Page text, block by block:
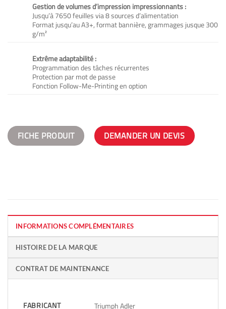
Gestion de volumes d’impression impressionnants :
Jusqu’à 7650 feuilles via 8 sources d’alimentation
Format jusqu’au A3+, format bannière, grammages jusque 300
g/m²
Extrême adaptabilité :
Programmation des tâches récurrentes
Protection par mot de passe
Fonction Follow-Me-Printing en option
FICHE PRODUIT DEMANDER UN DEVIS
INFORMATIONS COMPLÉMENTAIRES
HISTOIRE DE LA MARQUE
CONTRAT DE MAINTENANCE
FABRICANT Triumph Adler